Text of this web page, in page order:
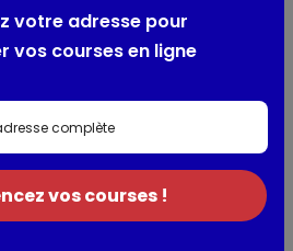
hydrogénée, LAIT écrémé des
glucose, café instantané (4%),
protéines de LAIT,
anti-agglomérant (E551),
(E481)
votre adresse pour
vos courses en ligne
vos courses !